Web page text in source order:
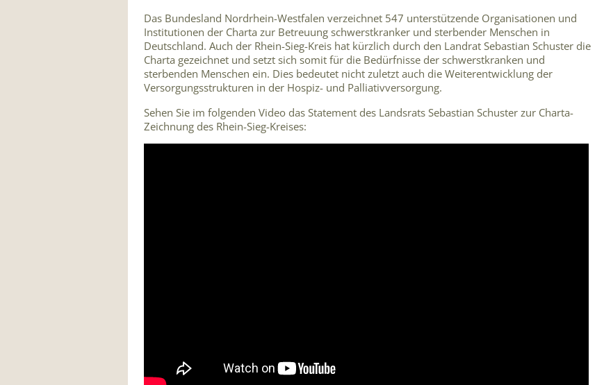
Das Bundesland Nordrhein-Westfalen verzeichnet 547 unterstützende Organisationen und
Institutionen der Charta zur Betreuung schwerstkranker und sterbender Menschen in
Deutschland. Auch der Rhein-Sieg-Kreis hat kürzlich durch den Landrat Sebastian Schuster die
Charta gezeichnet und setzt sich somit für die Bedürfnisse der schwerstkranken und
sterbenden Menschen ein. Dies bedeutet nicht zuletzt auch die Weiterentwicklung der
Versorgungsstrukturen in der Hospiz- und Palliativversorgung.
Sehen Sie im folgenden Video das Statement des Landsrats Sebastian Schuster zur Charta-
Zeichnung des Rhein-Sieg-Kreises: